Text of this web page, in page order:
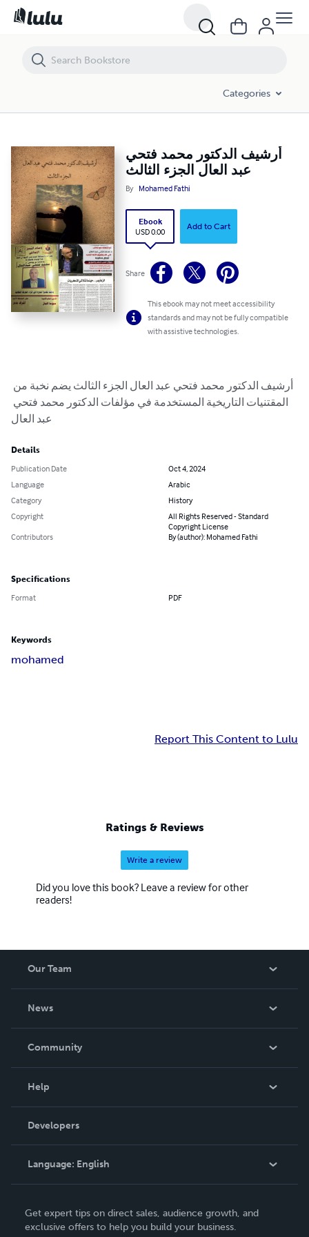
Categories
أرشيف الدكتور محمد فتحي
عبد العال الجزء الثالث
By Mohamed Fathi
Ebook
USD 0.00
Add to Cart
Share
This ebook may not meet accessibility
standards and may not be fully compatible
with assistive technologies.
أرشيف الدكتور محمد فتحي عبد العال الجزء الثالث يضم نخبة من
المقتنيات التاريخية المستخدمة في مؤلفات الدكتور محمد فتحي
عبد العال
Details
Publication Date
Oct 4, 2024
Language
Arabic
Category
History
Copyright
All Rights Reserved - Standard
Copyright License
Contributors
By (author): Mohamed Fathi
Specifications
Format PDF
Keywords
mohamed
Report This Content to Lulu
Ratings & Reviews
Write a review
Did you love this book? Leave a review for other
readers!
Our Team
News
In The News
Community
Podcast
Help
Order Lookup
Knowledge Base
Contact Support
Developers
Language: English
Deutsch
Get expert tips on direct sales, audience growth, and
exclusive offers to help you build your business.
أرشيف الدكتور محمد فتحي عبد العال الجزء الثالث